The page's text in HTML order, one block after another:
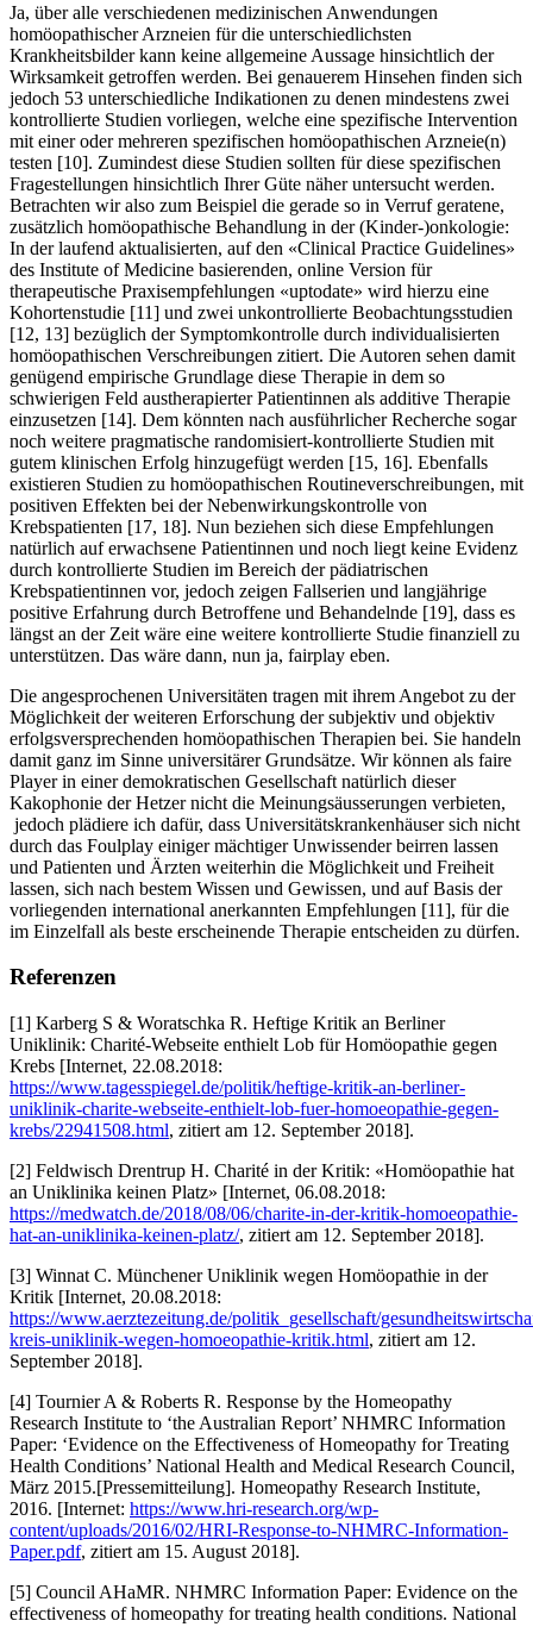
Ja, über alle verschiedenen medizinischen Anwendungen
homöopathischer Arzneien für die unterschiedlichsten
Krankheitsbilder kann keine allgemeine Aussage hinsichtlich der
Wirksamkeit getroffen werden. Bei genauerem Hinsehen finden sich
jedoch 53 unterschiedliche Indikationen zu denen mindestens zwei
kontrollierte Studien vorliegen, welche eine spezifische Intervention
mit einer oder mehreren spezifischen homöopathischen Arzneie(n)
testen [10]. Zumindest diese Studien sollten für diese spezifischen
Fragestellungen hinsichtlich Ihrer Güte näher untersucht werden.
Betrachten wir also zum Beispiel die gerade so in Verruf geratene,
zusätzlich homöopathische Behandlung in der (Kinder-)onkologie:
In der laufend aktualisierten, auf den «Clinical Practice Guidelines»
des Institute of Medicine basierenden, online Version für
therapeutische Praxisempfehlungen «uptodate» wird hierzu eine
Kohortenstudie [11] und zwei unkontrollierte Beobachtungsstudien
[12, 13] bezüglich der Symptomkontrolle durch individualisierten
homöopathischen Verschreibungen zitiert. Die Autoren sehen damit
genügend empirische Grundlage diese Therapie in dem so
schwierigen Feld austherapierter Patientinnen als additive Therapie
einzusetzen [14]. Dem könnten nach ausführlicher Recherche sogar
noch weitere pragmatische randomisiert-kontrollierte Studien mit
gutem klinischen Erfolg hinzugefügt werden [15, 16]. Ebenfalls
existieren Studien zu homöopathischen Routineverschreibungen, mit
positiven Effekten bei der Nebenwirkungskontrolle von
Krebspatienten [17, 18]. Nun beziehen sich diese Empfehlungen
natürlich auf erwachsene Patientinnen und noch liegt keine Evidenz
durch kontrollierte Studien im Bereich der pädiatrischen
Krebspatientinnen vor, jedoch zeigen Fallserien und langjährige
positive Erfahrung durch Betroffene und Behandelnde [19], dass es
längst an der Zeit wäre eine weitere kontrollierte Studie finanziell zu
unterstützen. Das wäre dann, nun ja, fairplay eben.
Die angesprochenen Universitäten tragen mit ihrem Angebot zu der
Möglichkeit der weiteren Erforschung der subjektiv und objektiv
erfolgsversprechenden homöopathischen Therapien bei. Sie handeln
damit ganz im Sinne universitärer Grundsätze. Wir können als faire
Player in einer demokratischen Gesellschaft natürlich dieser
Kakophonie der Hetzer nicht die Meinungsäusserungen verbieten,
jedoch plädiere ich dafür, dass Universitätskrankenhäuser sich nicht
durch das Foulplay einiger mächtiger Unwissender beirren lassen
und Patienten und Ärzten weiterhin die Möglichkeit und Freiheit
lassen, sich nach bestem Wissen und Gewissen, und auf Basis der
vorliegenden international anerkannten Empfehlungen [11], für die
im Einzelfall als beste erscheinende Therapie entscheiden zu dürfen.
Referenzen
[1] Karberg S & Woratschka R. Heftige Kritik an Berliner
Uniklinik: Charité-Webseite enthielt Lob für Homöopathie gegen
Krebs [Internet, 22.08.2018:
https://www.tagesspiegel.de/politik/heftige-kritik-an-berliner-
uniklinik-charite-webseite-enthielt-lob-fuer-homoeopathie-gegen-
krebs/22941508.html, zitiert am 12. September 2018].
[2] Feldwisch Drentrup H. Charité in der Kritik: «Homöopathie hat
an Uniklinika keinen Platz» [Internet, 06.08.2018:
https://medwatch.de/2018/08/06/charite-in-der-kritik-homoeopathie-
hat-an-uniklinika-keinen-platz/, zitiert am 12. September 2018].
[3] Winnat C. Münchener Uniklinik wegen Homöopathie in der
Kritik [Internet, 20.08.2018:
https://www.aerztezeitung.de/politik_gesellschaft/
kreis-uniklinik-wegen-homoeopathie-kritik.html, zitiert am 12.
September 2018].
[4] Tournier A & Roberts R. Response by the Homeopathy
Research Institute to ‘the Australian Report’ NHMRC Information
Paper: ‘Evidence on the Effectiveness of Homeopathy for Treating
Health Conditions’ National Health and Medical Research Council,
März 2015.[Pressemitteilung]. Homeopathy Research Institute,
2016. [Internet: https://www.hri-research.org/wp-
content/uploads/2016/02/HRI-Response-to-NHMRC-Information-
Paper.pdf, zitiert am 15. August 2018].
[5] Council AHaMR. NHMRC Information Paper: Evidence on the
effectiveness of homeopathy for treating health conditions. National